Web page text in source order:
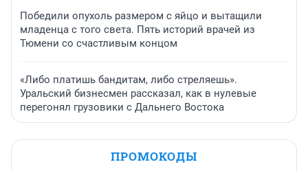
Победили опухоль размером с яйцо и вытащили
младенца с того света. Пять историй врачей из
Тюмени со счастливым концом
«Либо платишь бандитам, либо стреляешь».
Уральский бизнесмен рассказал, как в нулевые
перегонял грузовики с Дальнего Востока
ПРОМОКОДЫ